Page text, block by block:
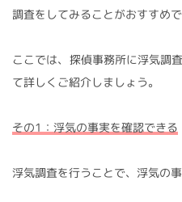
調査をしてみることがおすすめで
ここでは、探偵事務所に浮気調
て詳しくご紹介しましょう。
その1：浮気の事実を確認できる
浮気調査を行うことで、浮気の